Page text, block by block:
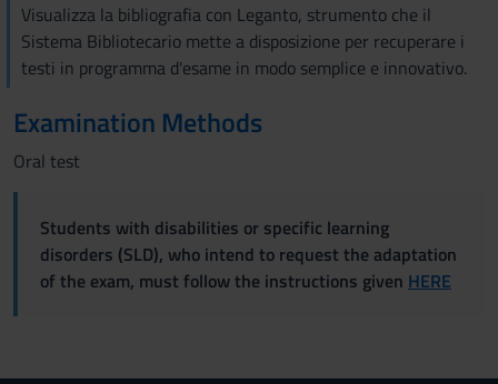
Visualizza la bibliografia con Leganto, strumento che il
Sistema Bibliotecario mette a disposizione per recuperare i
testi in programma d'esame in modo semplice e innovativo.
Examination Methods
Oral test
Students with disabilities or specific learning
disorders (SLD), who intend to request the adaptation
of the exam, must follow the instructions given HERE